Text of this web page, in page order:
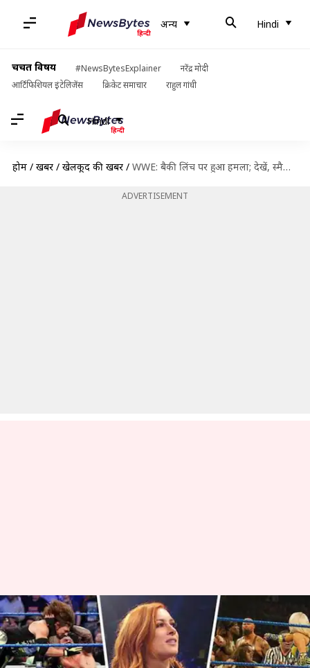
अन्य Hindi
चर्चित विषय #NewsBytesExplainer
नरेंद्र मोदी
आर्टिफिशियल इंटेलिजेंस
क्रिकेट समाचार राहुल गांधी
Hindi
होम / खबरें / खेलकूद की खबरें / WWE: बैकी लिंच पर हुआ हमला; देखें, स्मैकडाउन में हुई टॉप घटनाओं के वीडियो
ADVERTISEMENT
WWE: बैकी लिंच पर हुआ हमला;
देखें, स्मैकडाउन में हुई टॉप घटनाओं
के वीडियो